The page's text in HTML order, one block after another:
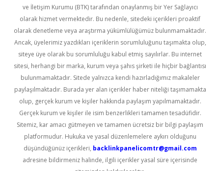
ve İletişim Kurumu (BTK) tarafından onaylanmış bir Yer Sağlayıcı
olarak hizmet vermektedir. Bu nedenle, sitedeki içerikleri proaktif
olarak denetleme veya araştırma yükümlülüğümüz bulunmamaktadır.
Ancak, üyelerimiz yazdıkları içeriklerin sorumluluğunu taşımakta olup,
siteye üye olarak bu sorumluluğu kabul etmiş sayılırlar. Bu internet
sitesi, herhangi bir marka, kurum veya şahıs şirketi ile hiçbir bağlantısı
bulunmamaktadır. Sitede yalnızca kendi hazırladığımız makaleler
paylaşılmaktadır. Burada yer alan içerikler haber niteliği taşımamakta
olup, gerçek kurum ve kişiler hakkında paylaşım yapılmamaktadır.
Gerçek kurum ve kişiler ile isim benzerlikleri tamamen tesadüfidir.
Sitemiz, kar amacı gütmeyen ve tamamen ücretsiz bir bilgi paylaşım
platformudur. Hukuka ve yasal düzenlemelere aykırı olduğunu
düşündüğünüz içerikleri, backlinkpanelicomtr@gmail.com
adresine bildirmeniz halinde, ilgili içerikler yasal süre içerisinde